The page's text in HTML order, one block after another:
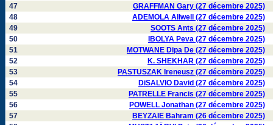
47
GRAFFMAN Gary (27 décembre 2025)
48
ADEMOLA Allwell (27 décembre 2025)
49
SOOTS Ants (27 décembre 2025)
50
IBOLYA Peva (27 décembre 2025)
51
MOTWANE Dipa De (27 décembre 2025)
52
K. SHEKHAR (27 décembre 2025)
53
PASTUSZAK Ireneusz (27 décembre 2025)
54
DiSALVIO David (27 décembre 2025)
55
PATRELLE Francis (27 décembre 2025)
56
POWELL Jonathan (27 décembre 2025)
57
BEYZAIE Bahram (26 décembre 2025)